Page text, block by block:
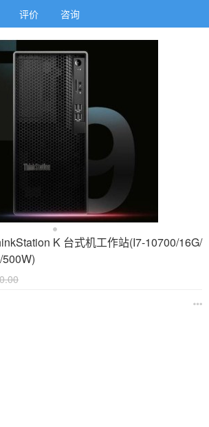
评价 咨询
K 台式机工作站(I7-10700/16G/